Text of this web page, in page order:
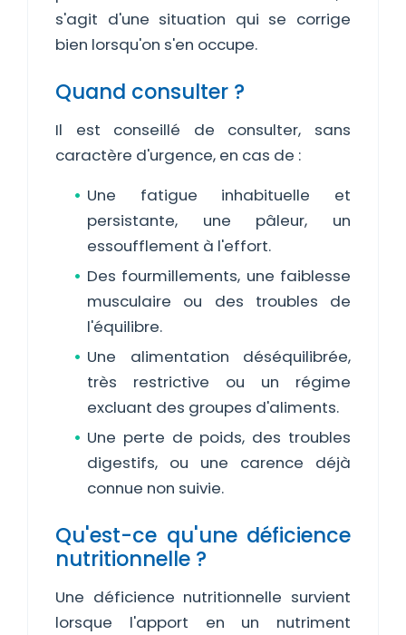
s'agit d'une situation qui se corrige
bien lorsqu'on s'en occupe.
Quand consulter ?
Il est conseillé de consulter, sans
caractère d'urgence, en cas de :
Une fatigue inhabituelle et
persistante, une pâleur, un
essoufflement à l'effort.
Des fourmillements, une faiblesse
musculaire ou des troubles de
l'équilibre.
Une alimentation déséquilibrée,
très restrictive ou un régime
excluant des groupes d'aliments.
Une perte de poids, des troubles
digestifs, ou une carence déjà
connue non suivie.
Qu'est-ce qu'une déficience
nutritionnelle ?
Une déficience nutritionnelle survient
lorsque l'apport en un nutriment